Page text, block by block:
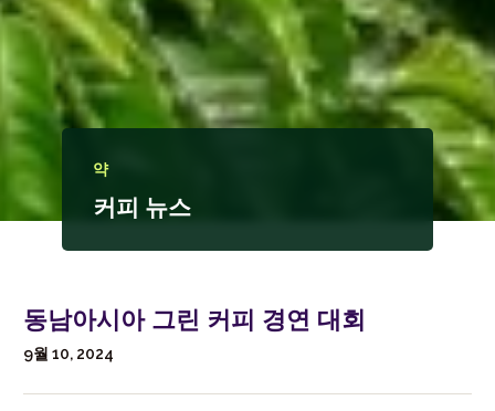
약
커피 뉴스
동남아시아 그린 커피 경연 대회
9월 10, 2024